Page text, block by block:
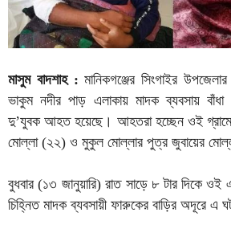
মাসুম বাদশাহ : মানিকগঞ্জের সিংগাইর
ভাকুম নদীর পাড় এলাকায় মাদক ব্যবসায় বাঁধা
দু’যুবক আহত হয়েছে। আহতরা হচ্ছেন ওই
মোল্লা (২২) ও মুকুল মোল্লার পুত্র জুবায়ের
বুধবার (১৩ জানুয়ারি) রাত সাড়ে ৮ টার দিকে ওই
চিহ্নিত মাদক ব্যবসায়ী ফারুকের বাড়ির অদূরে এ